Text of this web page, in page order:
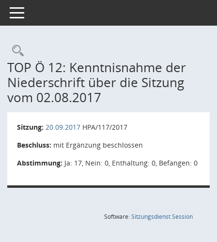
Toggle navigation
Rechercheauswahl
TOP Ö 12: Kenntnisnahme der
Niederschrift über die Sitzung
vom 02.08.2017
Sitzung: 20.09.2017 HPA/117/2017
Beschluss: mit Ergänzung beschlossen
Abstimmung: Ja: 17, Nein: 0, Enthaltung: 0, Befangen: 0
Software:SitzungsdienstSession(Wird in